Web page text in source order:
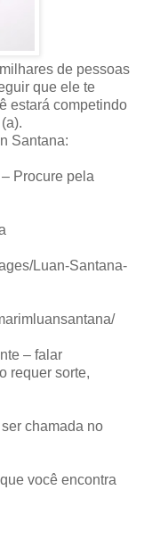
de pessoas
que ele te
estará competindo
Santana:
Procure pela
Luan-Santana-
– falar
requer sorte,
chamada no
você encontra